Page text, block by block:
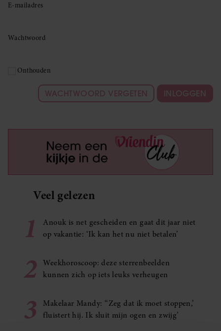
E-mailadres
Wachtwoord
Onthouden
WACHTWOORD VERGETEN INLOGGEN
Veel gelezen
1
Anouk is net gescheiden en gaat dit jaar niet
op vakantie: ‘Ik kan het nu niet betalen’
2
Weekhoroscoop: deze sterrenbeelden
kunnen zich op iets leuks verheugen
3
Makelaar Mandy: ‘‘Zeg dat ik moet stoppen,’
fluistert hij. Ik sluit mijn ogen en zwijg’